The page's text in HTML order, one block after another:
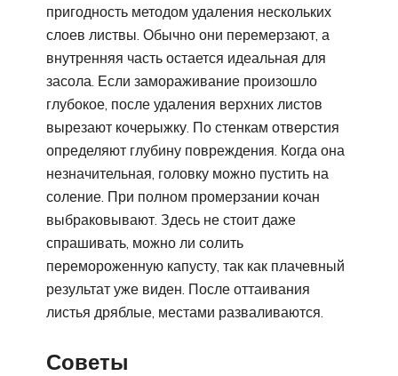
пригодность методом удаления нескольких
слоев листвы. Обычно они перемерзают, а
внутренняя часть остается идеальная для
засола. Если замораживание произошло
глубокое, после удаления верхних листов
вырезают кочерыжку. По стенкам отверстия
определяют глубину повреждения. Когда она
незначительная, головку можно пустить на
соление. При полном промерзании кочан
выбраковывают. Здесь не стоит даже
спрашивать, можно ли солить
перемороженную капусту, так как плачевный
результат уже виден. После оттаивания
листья дряблые, местами разваливаются.
Советы